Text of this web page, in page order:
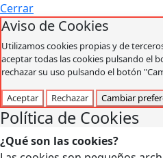
Cerrar
Aviso de Cookies
Utilizamos cookies propias y de
aceptar todas las cookies pulsando el
rechazar su uso pulsando el botón
Aceptar Rechazar Cambiar
Política de Cookies
¿Qué son las cookies?